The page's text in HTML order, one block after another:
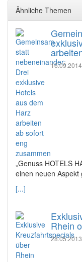
Ähnliche Themen
16.09.2014
„Genuss HOTELS
einen neuen Aspekt
[...]
Rhein
28.05.2013